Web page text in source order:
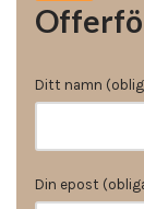
Ditt namn
Din epost